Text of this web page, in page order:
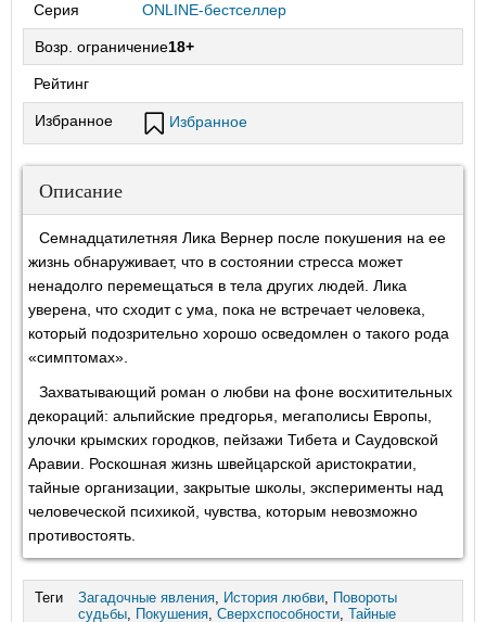
Серия ONLINE-бестселлер
Возр. ограничение18+
Рейтинг
Избранное Избранное
Описание
Семнадцатилетняя Лика Вернер после покушения на ее
жизнь обнаруживает, что в состоянии стресса может
ненадолго перемещаться в тела других людей. Лика
уверена, что сходит с ума, пока не встречает человека,
который подозрительно хорошо осведомлен о такого рода
«симптомах».
Захватывающий роман о любви на фоне восхитительных
декораций: альпийские предгорья, мегаполисы Европы,
улочки крымских городков, пейзажи Тибета и Саудовской
Аравии. Роскошная жизнь швейцарской аристократии,
тайные организации, закрытые школы, эксперименты над
человеческой психикой, чувства, которым невозможно
противостоять.
Теги Загадочные явления, История любви, Повороты
судьбы, Покушения, Сверхспособности, Тайные